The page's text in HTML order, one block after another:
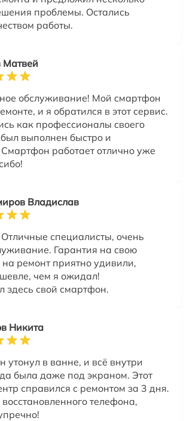
проблемы. Остались
работы.
Матвей
обслуживание! Мой смартфон
и я обратился в этот сервис.
как профессионалы своего
выполнен быстро и
Смартфон работает отлично уже
Владислав
специалисты, очень
Гарантия на свою
ремонт приятно удивили,
чем я ожидал!
здесь свой смартфон.
Никита
утонул в ванне, и всё внутри
была даже под экраном. Этот
справился с ремонтом за 3 дня.
телефона,